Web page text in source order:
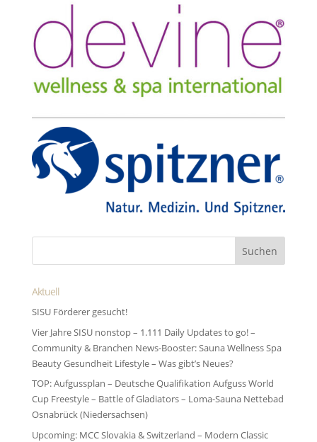
Aktuell
SISU Förderer gesucht!
Vier Jahre SISU nonstop – 1.111 Daily Updates to go! –
Community & Branchen News-Booster: Sauna Wellness Spa
Beauty Gesundheit Lifestyle – Was gibt’s Neues?
TOP: Aufgussplan – Deutsche Qualifikation Aufguss World
Cup Freestyle – Battle of Gladiators – Loma-Sauna Nettebad
Osnabrück (Niedersachsen)
Upcoming: MCC Slovakia & Switzerland – Modern Classic